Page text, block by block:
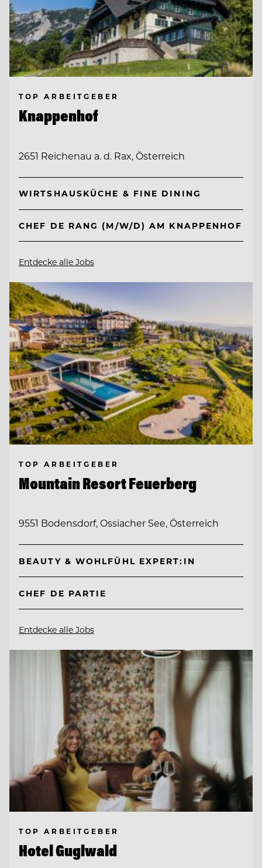
TOP ARBEITGEBER
Knappenhof
2651 Reichenau a. d. Rax, Österreich
WIRTSHAUSKÜCHE & FINE DINING
CHEF DE RANG (M/W/D) AM KNAPPENHOF
Entdecke alle Jobs
TOP ARBEITGEBER
Mountain Resort Feuerberg
9551 Bodensdorf, Ossiacher See, Österreich
BEAUTY & WOHLFÜHL EXPERT:IN
CHEF DE PARTIE
Entdecke alle Jobs
TOP ARBEITGEBER
Hotel Guglwald